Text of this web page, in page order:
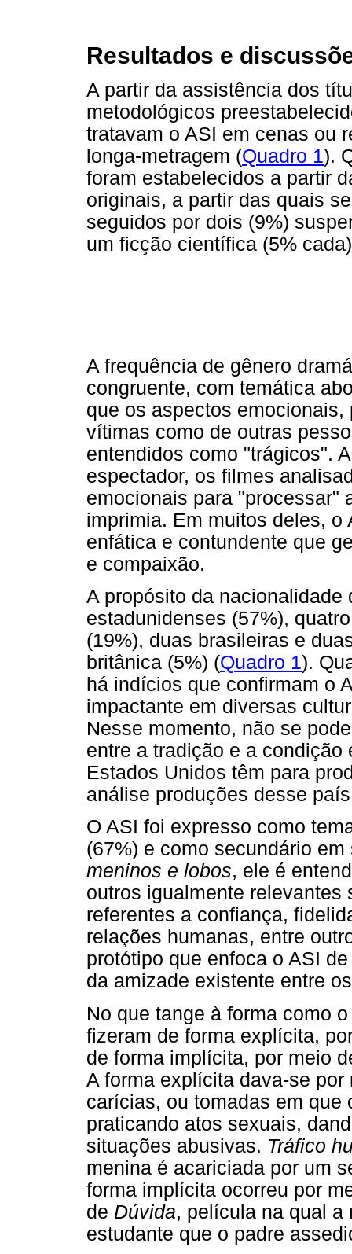
Resultados e
A partir da assistência dos
metodológicos
tratavam o ASI em cenas ou
longa-metragem (Quadro 1).
foram estabelecidos a partir
originais, a partir das quais
seguidos por dois (9%)
um ficção científica (5%
A frequência de gênero
congruente, com temática
que os aspectos
vítimas como de outras
entendidos como "trágicos".
espectador, os filmes
emocionais para "processar"
imprimia. Em muitos deles, o
enfática e contundente que
e compaixão.
A propósito da nacionalidade
estadunidenses (57%),
(19%), duas brasileiras e
britânica (5%) (Quadro 1).
há indícios que confirmam o
impactante em diversas
Nesse momento, não se
entre a tradição e a
Estados Unidos têm para
análise produções desse
O ASI foi expresso como
(67%) e como secundário
meninos e lobos, ele é
outros igualmente
referentes a confiança,
relações humanas, entre
protótipo que enfoca o ASI
da amizade existente entre
No que tange à forma como
fizeram de forma explícita,
de forma implícita, por meio
A forma explícita dava-se
carícias, ou tomadas em que
praticando atos sexuais,
situações abusivas. Tráfico
menina é acariciada por um
forma implícita ocorreu por
de Dúvida, película na qual a
estudante que o padre